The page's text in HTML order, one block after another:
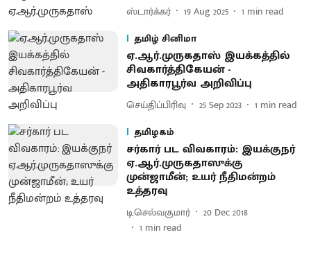
ஸ்டார்க்கர் 19 Aug 2025 1 min read
தமிழ் சினிமா
ஏ.ஆர்.முருகதாஸ் இயக்கத்தில்
சிவகார்த்திகேயன் -
அதிகாரபூர்வ அறிவிப்பு
செய்திப்பிரிவு 25 Sep 2023 1 min read
தமிழகம்
சர்கார் பட விவகாரம்: இயக்குநர்
ஏ.ஆர்.முருகதாஸுக்கு
முன்ஜாமீன்; உயர் நீதிமன்றம்
உத்தரவு
டி.செல்வகுமார்
20 Dec 2018
1 min read